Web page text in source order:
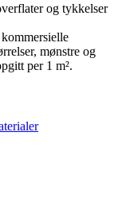
og tykkelser
mønstre og
per 1 m².